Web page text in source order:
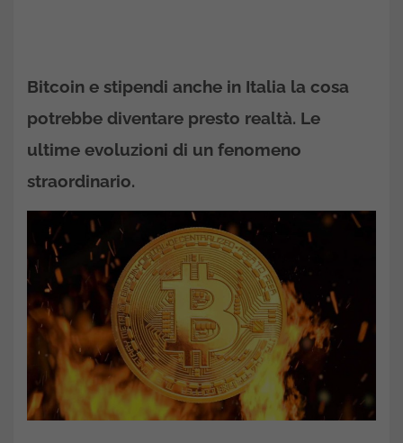
Bitcoin e stipendi anche in Italia la cosa
potrebbe diventare presto realtà. Le
ultime evoluzioni di un fenomeno
straordinario.